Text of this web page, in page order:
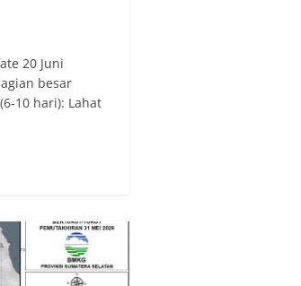
20 Juni
besar
10 hari): Lahat